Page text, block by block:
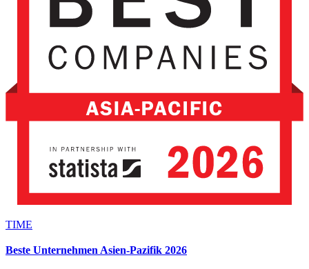
TIME
Beste Unternehmen Asien-Pazifik 2026